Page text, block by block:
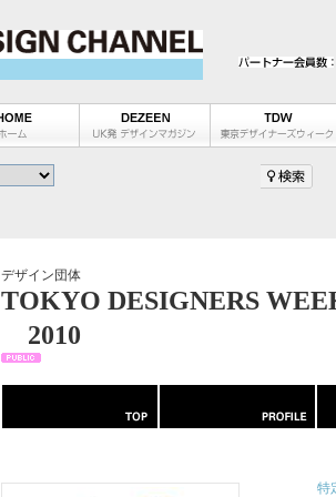
デザイン団体
TOKYO DESIGNERS
2010
特